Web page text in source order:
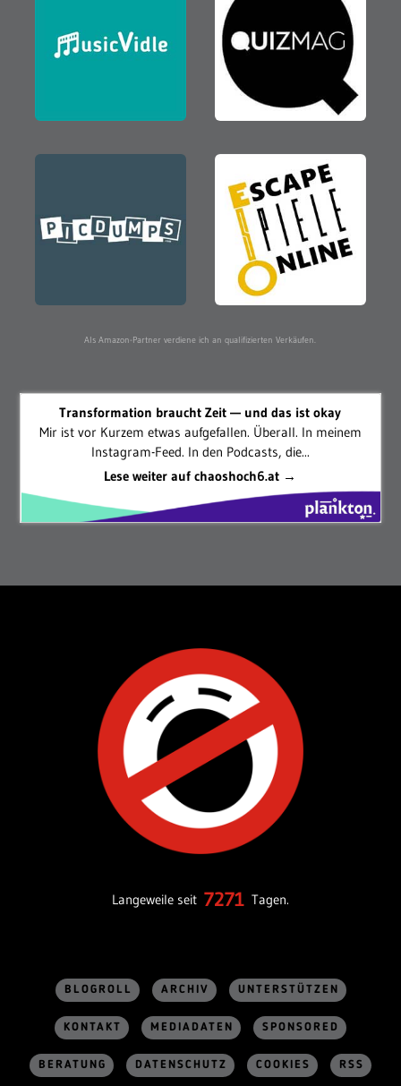
Als Amazon-Partner verdiene ich an qualifizierten Verkäufen.
Transformation braucht Zeit — und das ist okay
Mir ist vor Kurzem etwas aufgefallen. Überall. In meinem
Instagram-Feed. In den Podcasts, die...
Lese weiter auf chaoshoch6.at →
Langeweile seit 7271 Tagen.
BLOGROLL ARCHIV UNTERSTÜTZEN
KONTAKT MEDIADATEN SPONSORED
BERATUNG DATENSCHUTZ COOKIES RSS